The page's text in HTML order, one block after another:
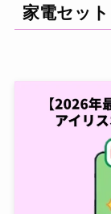
家電セット